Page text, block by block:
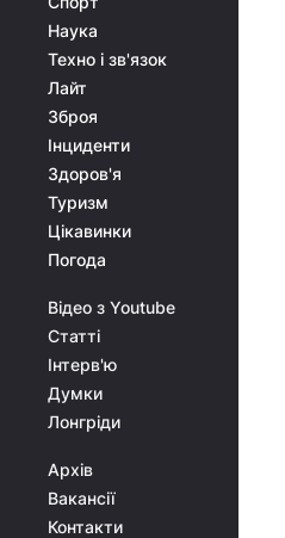
Наука
Техно і зв'язок
Лайт
Зброя
Інциденти
Здоров'я
Туризм
Цікавинки
Погода
Відео з Youtube
Статті
Інтерв'ю
Думки
Лонгріди
Архів
Вакансії
Контакти